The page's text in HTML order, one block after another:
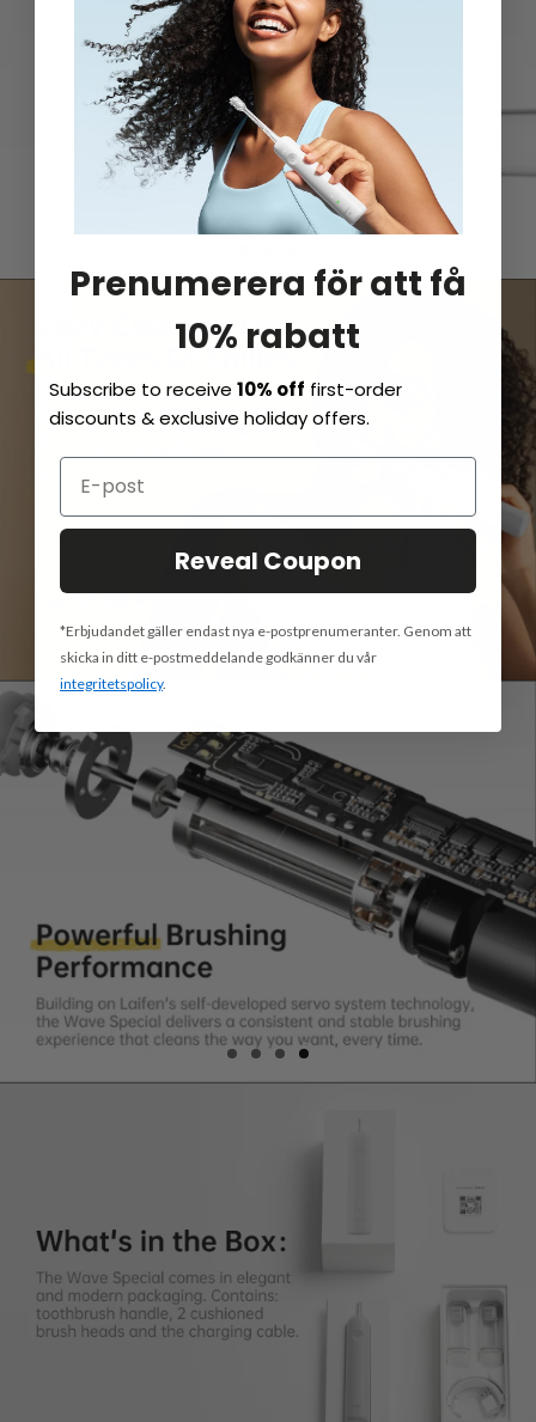
Prenumerera för att få
10% rabatt
Subscribe to receive10% off first-order
discounts & exclusive holiday offers.
Reveal Coupon
*Erbjudandet gäller endast nya e-postprenumeranter. Genom att
skicka in ditt e-postmeddelande godkänner du vår
integritetspolicy.